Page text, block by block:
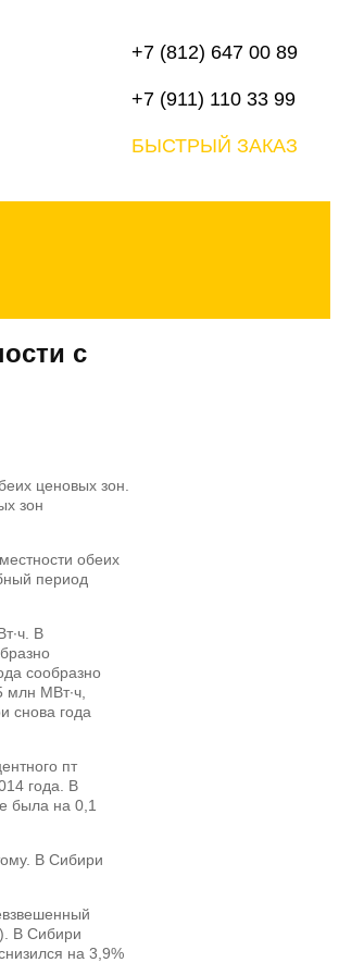
+7 (812) 647 00 89
+7 (911) 110 33 99
БЫСТРЫЙ ЗАКАЗ
с
ценовых зон.
зон
обеих
период
В
сообразно
млн МВт∙ч,
снова года
пт
года. В
была на 0,1
В Сибири
В Сибири
на 3,9%